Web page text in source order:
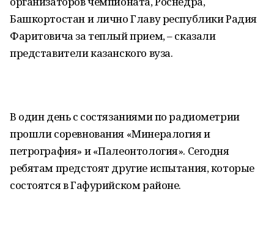
Башкортостан и лично Главу республики Радия
Фаритовича за теплый прием, – сказали
представители казанского вуза.
В один день с состязаниями по радиометрии
прошли соревнования «Минералогия и
петрография» и «Палеонтология». Сегодня
ребятам предстоят другие испытания, которые
состоятся в Гафурийском районе.